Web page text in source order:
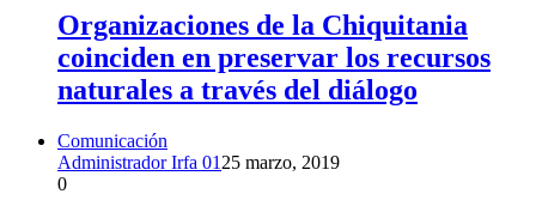
Organizaciones de la Chiquitania
coinciden en preservar los recursos
naturales a través del diálogo
Comunicación
Administrador Irfa 01 25 marzo, 2019
0